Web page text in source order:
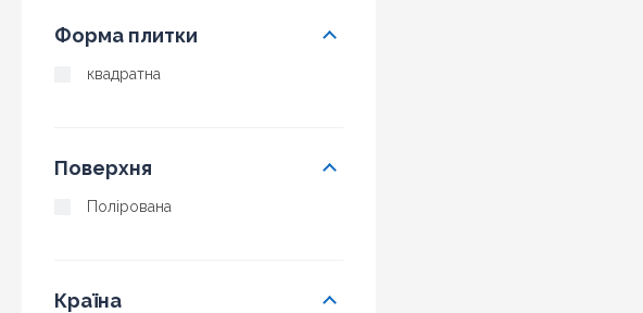
Форма плитки
квадратна
Поверхня
Полірована
Країна